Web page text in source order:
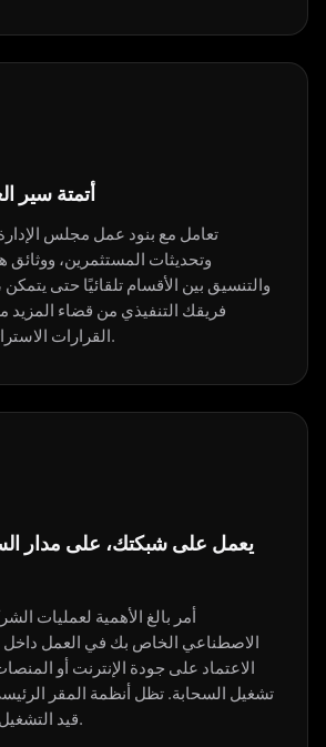
أتمتة سير
تعامل مع بنود عمل مجلس الإدارة،
وتحديثات المستثمرين، ووثائق
فريقك التنفيذي من قضاء المزيد
القرارات الاستراتيجية عالية القيمة.
يعمل على شبكتك، على مدار
أمر بالغ الأهمية لعمليات
الاصطناعي الخاص بك في العمل داخل
الاعتماد على جودة الإنترنت أو
تشغيل السحابة. تظل أنظمة المقر
قيد التشغيل على مدار الساعة.